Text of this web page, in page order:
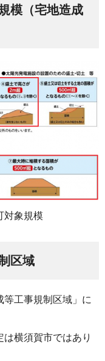
模（宅地造成
対象規模
区域
工事規制区域」に
横須賀市ではあり